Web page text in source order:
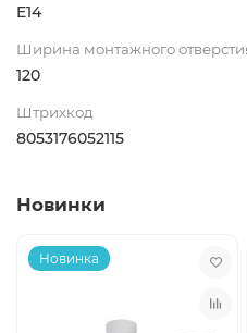
E14
Ширина монтажного
120
Штрихкод
8053176052115
Новинки
Новинка